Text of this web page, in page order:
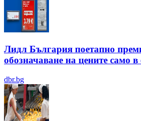
Лидл България поетапно
обозначаване на цените само в
dbr.bg